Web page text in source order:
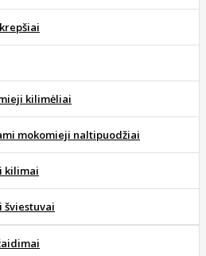
kilimėliai
mokomieji naltipuodžiai
kilimai
šviestuvai